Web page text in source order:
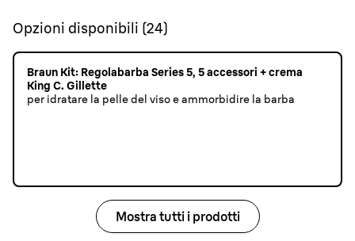
Opzioni disponibili (24)
Braun Kit: Regolabarba Series 5, 5 accessori + crema
King C. Gillette
per idratare la pelle del viso e ammorbidire la barba
Mostra tutti i prodotti